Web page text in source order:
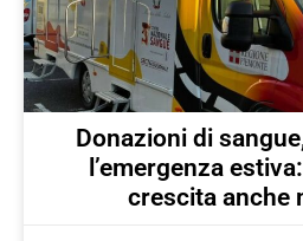
Donazioni di
l’emergenza
crescita anche